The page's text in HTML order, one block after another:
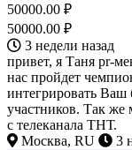
50000.00 ₽
50000.00 ₽
3 недели назад
привет, я Таня pr-
нас пройдет
интегрировать Ваш
участников. Так же
с телеканала ТНТ.
Москва, RU
3